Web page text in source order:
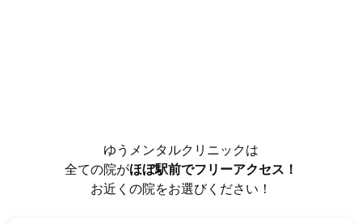
ゆうメンタルクリニックは
全ての院がほぼ駅前でフリーアクセス！
お近くの院をお選びください！